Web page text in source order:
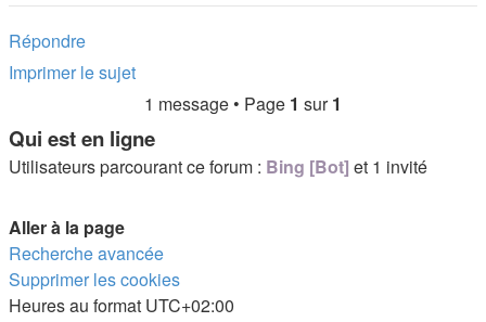
Répondre
Imprimer le sujet
1 message • Page 1 sur1
Qui est en ligne
Utilisateurs parcourant ce forum : Bing [Bot] et 1 invité
Aller à la page
Recherche avancée
Supprimer les cookies
Heures au format UTC+02:00